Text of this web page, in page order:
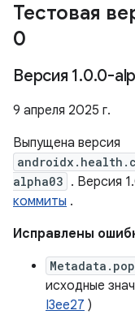
Тестовая
0
Версия 1.0.0-
9 апреля 2025 г.
Выпущена версия
alpha03 . Версия
коммиты .
Исправлены
исходные
I3ee27 )